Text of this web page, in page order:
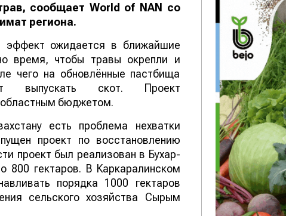
сообщает World of NAN со
региона.
эффект ожидается в ближайшие
время, чтобы травы окрепли и
чего на обновлённые пастбища
выпускать скот. Проект
бюджетом.
есть проблема нехватки
проект по восстановлению
проект был реализован в Бухар-
800 гектаров. В Каркаралинском
порядка 1000 гектаров
сельского хозяйства Сырым